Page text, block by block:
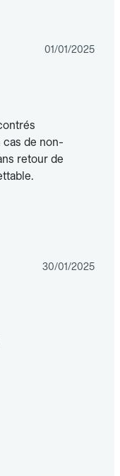
01/01/2025
cas de non-
retour de
30/01/2025